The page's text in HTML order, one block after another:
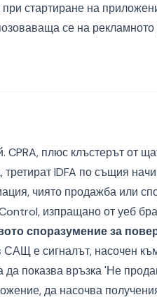
стартиране на
се на
плюс клъстерът от
IDFA по същия
чиято продажба или
изпращано от уеб
споразумение за
САЩ е сигналът, насочен
показва връзка 'Не
да насочва